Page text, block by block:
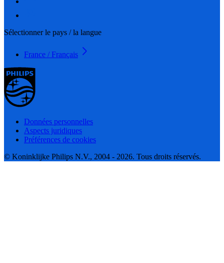
Sélectionner le pays / la langue
France / Français
Données personnelles
Aspects juridiques
Préférences de cookies
© Koninklijke Philips N.V., 2004 - 2026. Tous droits réservés.